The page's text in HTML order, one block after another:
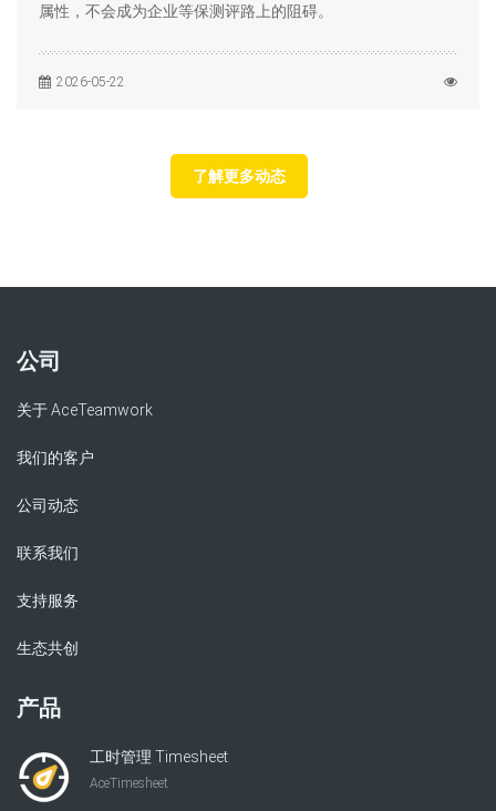
属性，不会成为企业等保测评路上的阻碍。
2026-05-22
了解更多动态
公司
关于 AceTeamwork
我们的客户
公司动态
联系我们
支持服务
生态共创
产品
工时管理 Timesheet
AceTimesheet